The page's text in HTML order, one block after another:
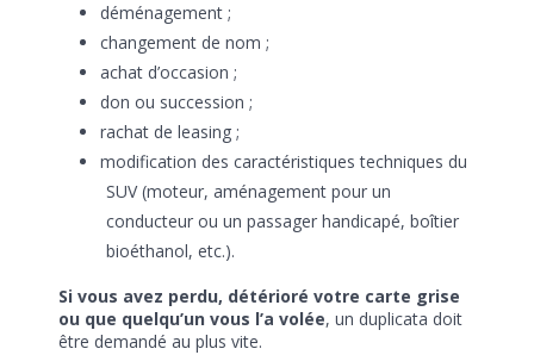
déménagement ;
changement de nom ;
achat d’occasion ;
don ou succession ;
rachat de leasing ;
modification des caractéristiques techniques du
SUV (moteur, aménagement pour un
conducteur ou un passager handicapé, boîtier
bioéthanol, etc.).
Si vous avez perdu, détérioré votre carte grise
ou que quelqu’un vous l’a volée, un duplicata doit
être demandé au plus vite.